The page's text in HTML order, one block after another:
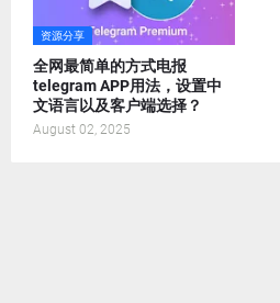
资源分享
全网最简单的方式电报
telegram APP用法，设置中
文语言以及客户端选择？
August 02, 2025